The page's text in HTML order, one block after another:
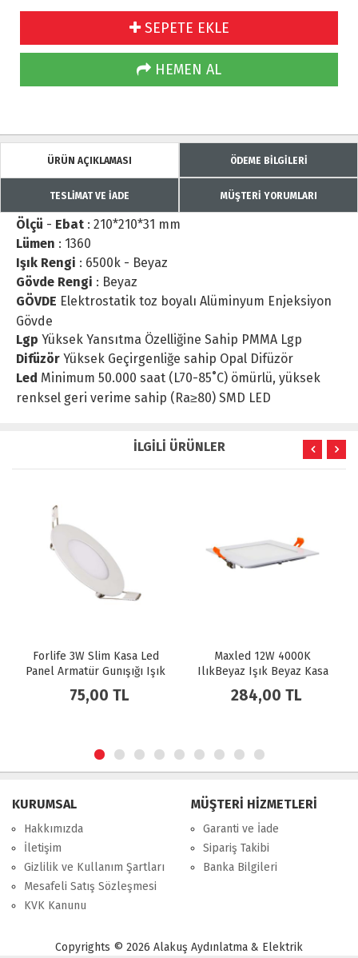
SEPETE EKLE
HEMEN AL
ÜRÜN AÇIKLAMASI ÖDEME BİLGİLERİ
TESLİMAT VE İADE MÜŞTERİ YORUMLARI
Ölçü - Ebat : 210*210*31 mm
Lümen : 1360
Işık Rengi : 6500k - Beyaz
Gövde Rengi : Beyaz
GÖVDE Elektrostatik toz boyalı Alüminyum Enjeksiyon
Gövde
Lgp Yüksek Yansıtma Özelliğine Sahip PMMA Lgp
Difüzör Yüksek Geçirgenliğe sahip Opal Difüzör
Led Minimum 50.000 saat (L70-85˚C) ömürlü, yüksek
renksel geri verime sahip (Ra≥80) SMD LED
İLGİLİ ÜRÜNLER
Maxled 12W 4000K
IlıkBeyaz Işık Beyaz Kasa
Sıva Altı Kare LED Spot MX-
1032
284,00 TL
Maxled 12W 6500K Beyaz
Işık Beyaz Kasa Sıva Altı
Kare LED Spot MX-1032
284,00 TL
KURUMSAL
Hakkımızda
İletişim
Gizlilik ve Kullanım Şartları
Mesafeli Satış Sözleşmesi
KVK Kanunu
MÜŞTERİ HİZMETLERİ
Garanti ve İade
Sipariş Takibi
Banka Bilgileri
Copyrights © 2026 Alakuş Aydınlatma & Elektrik